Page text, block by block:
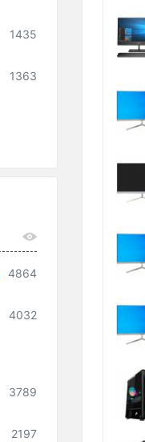
1435
1363
4864
4032
3789
2197